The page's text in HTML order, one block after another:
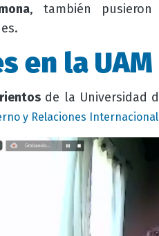
, también
en la UAM
de la Universidad
y Relaciones